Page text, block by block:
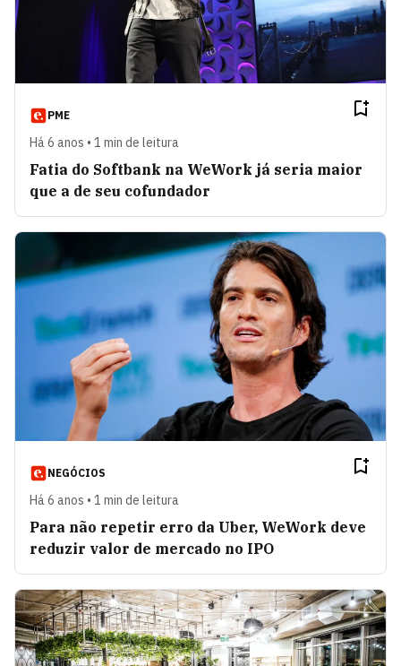
PME
Há 6 anos • 1 min de leitura
Fatia do Softbank na WeWork já seria maior
que a de seu cofundador
NEGÓCIOS
Há 6 anos • 1 min de leitura
Para não repetir erro da Uber, WeWork deve
reduzir valor de mercado no IPO